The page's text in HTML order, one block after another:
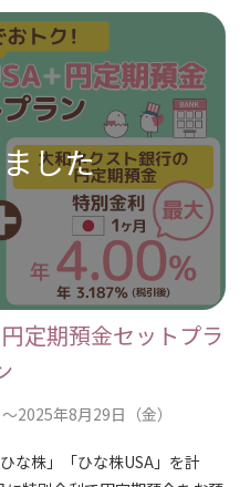
定期預金セットプラ
2025年8月29日（金）
な株」「ひな株USA」を計